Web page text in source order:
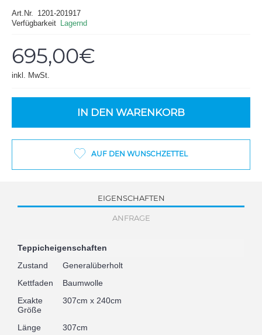
Art.Nr.
1201-201917
Verfügbarkeit
Lagernd
695,00€
inkl. MwSt.
IN DEN WARENKORB
AUF DEN WUNSCHZETTEL
EIGENSCHAFTEN
ANFRAGE
Teppicheigenschaften
Zustand
Generalüberholt
Kettfaden
Baumwolle
Exakte
Größe
307cm x 240cm
Länge
307cm